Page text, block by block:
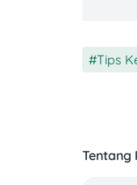
Tips
Tentang